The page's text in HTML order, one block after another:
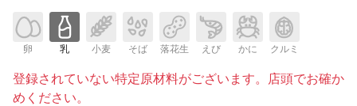
卵 乳 小麦 そば 落花生 えび かに クルミ
登録されていない特定原材料がございます。店頭でお確か
めください。